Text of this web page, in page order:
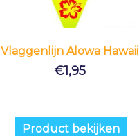
Vlaggenlijn Alowa Hawaii
€1,95
Product bekijken